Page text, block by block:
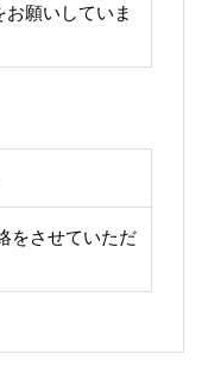
願いしていま
をさせていただ